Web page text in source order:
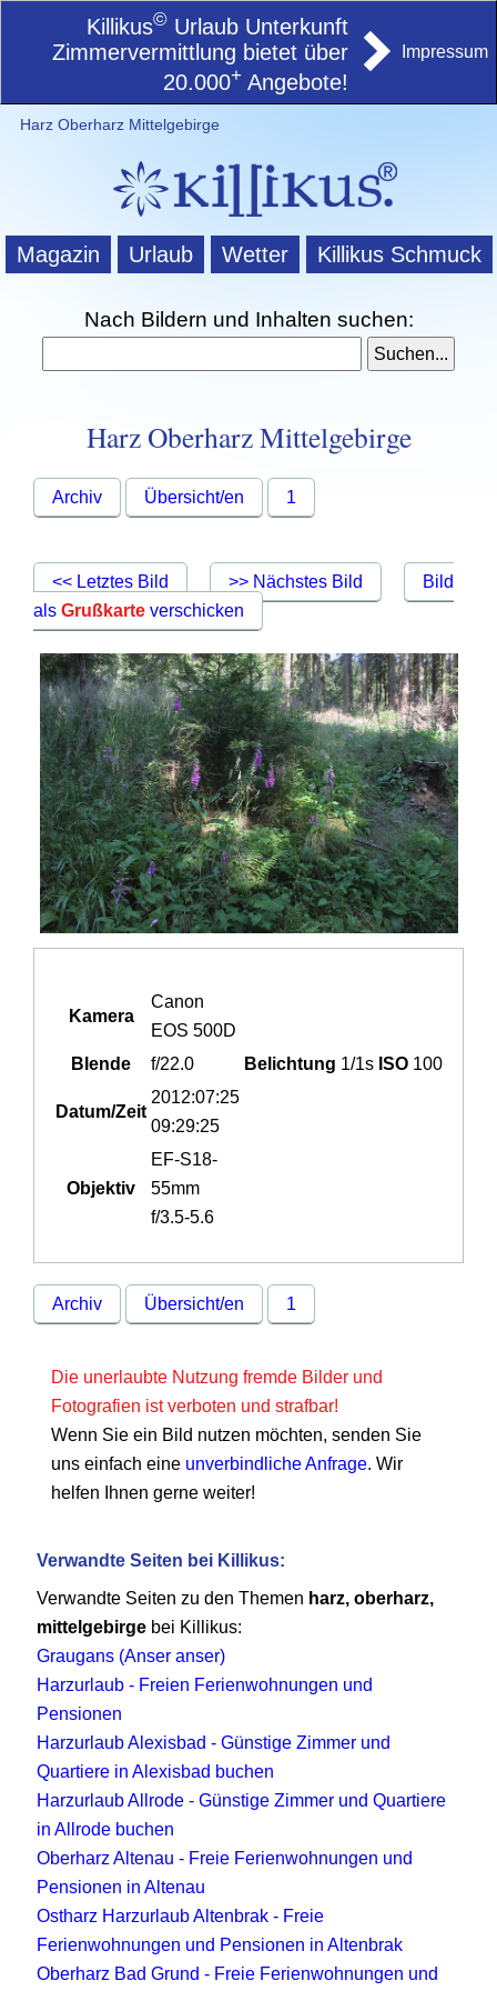
Killikus© Urlaub Unterkunft
Zimmervermittlung bietet über
20.000+ Angebote!
Impressum
Harz Oberharz Mittelgebirge
Magazin Urlaub Wetter Killikus Schmuck
Nach Bildern und Inhalten suchen:
Harz Oberharz Mittelgebirge
Archiv Übersicht/en 1
<< Letztes Bild >> Nächstes Bild
Bild
alsGrußkarte verschicken
Kamera
Canon
EOS 500D
Blende
f/22.0 Belichtung 1/1s ISO 100
Datum/Zeit
2012:07:25
09:29:25
Objektiv
EF-S18-
55mm
f/3.5-5.6
Archiv Übersicht/en 1
Die unerlaubte Nutzung fremde Bilder und
Fotografien ist verboten und strafbar!
Wenn Sie ein Bild nutzen möchten, senden Sie
uns einfach eine unverbindliche Anfrage. Wir
helfen Ihnen gerne weiter!
Verwandte Seiten bei Killikus:
Verwandte Seiten zu den Themen harz, oberharz,
mittelgebirge bei Killikus:
Graugans (Anser anser)
Harzurlaub - Freien Ferienwohnungen und
Pensionen
Harzurlaub Alexisbad - Günstige Zimmer und
Quartiere in Alexisbad buchen
Harzurlaub Allrode - Günstige Zimmer und Quartiere
in Allrode buchen
Oberharz Altenau - Freie Ferienwohnungen und
Pensionen in Altenau
Ostharz Harzurlaub Altenbrak - Freie
Ferienwohnungen und Pensionen in Altenbrak
Oberharz Bad Grund - Freie Ferienwohnungen und